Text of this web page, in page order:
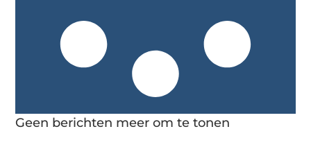
Geen berichten meer om te tonen